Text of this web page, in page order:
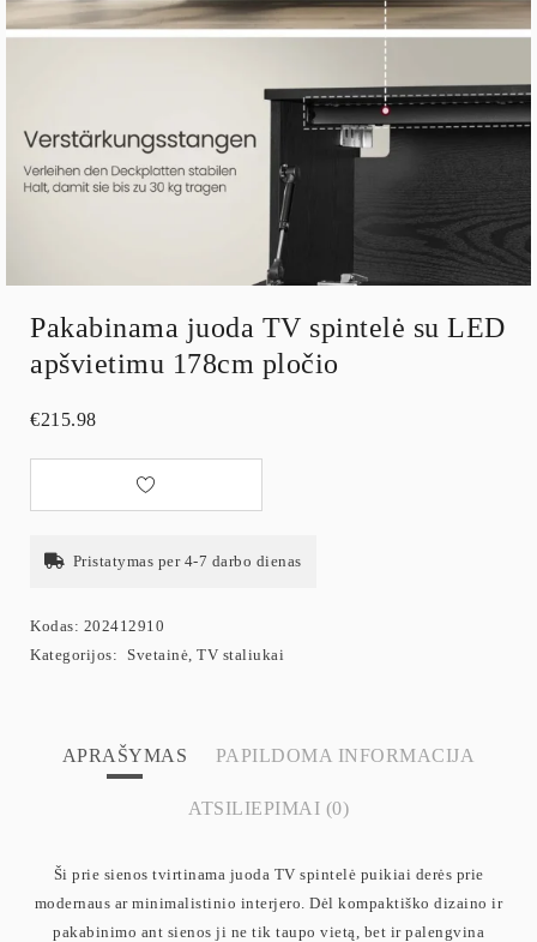
Pakabinama juoda TV spintelė su LED
apšvietimu 178cm pločio
€215.98
Pristatymas per 4-7 darbo dienas
Kodas: 202412910
Kategorijos: Svetainė TV staliukai
APRAŠYMAS PAPILDOMA INFORMACIJA
ATSILIEPIMAI (0)
Ši prie sienos tvirtinama juoda TV spintelė puikiai derės prie
modernaus ar minimalistinio interjero. Dėl kompaktiško dizaino ir
pakabinimo ant sienos ji ne tik taupo vietą, bet ir palengvina